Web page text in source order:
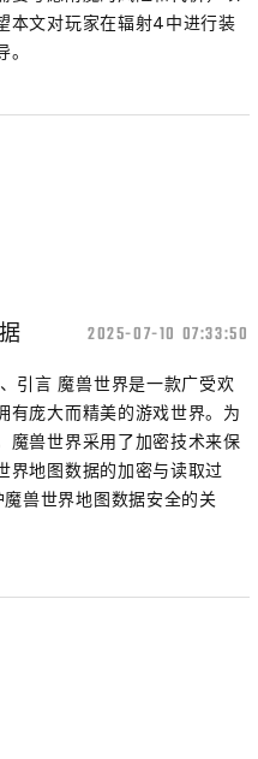
本文对玩家在辐射4中进行装
2025-07-10 07:33:50
引言 魔兽世界是一款广受欢
有庞大而精美的游戏世界。为
魔兽世界采用了加密技术来保
界地图数据的加密与读取过
兽世界地图数据安全的关